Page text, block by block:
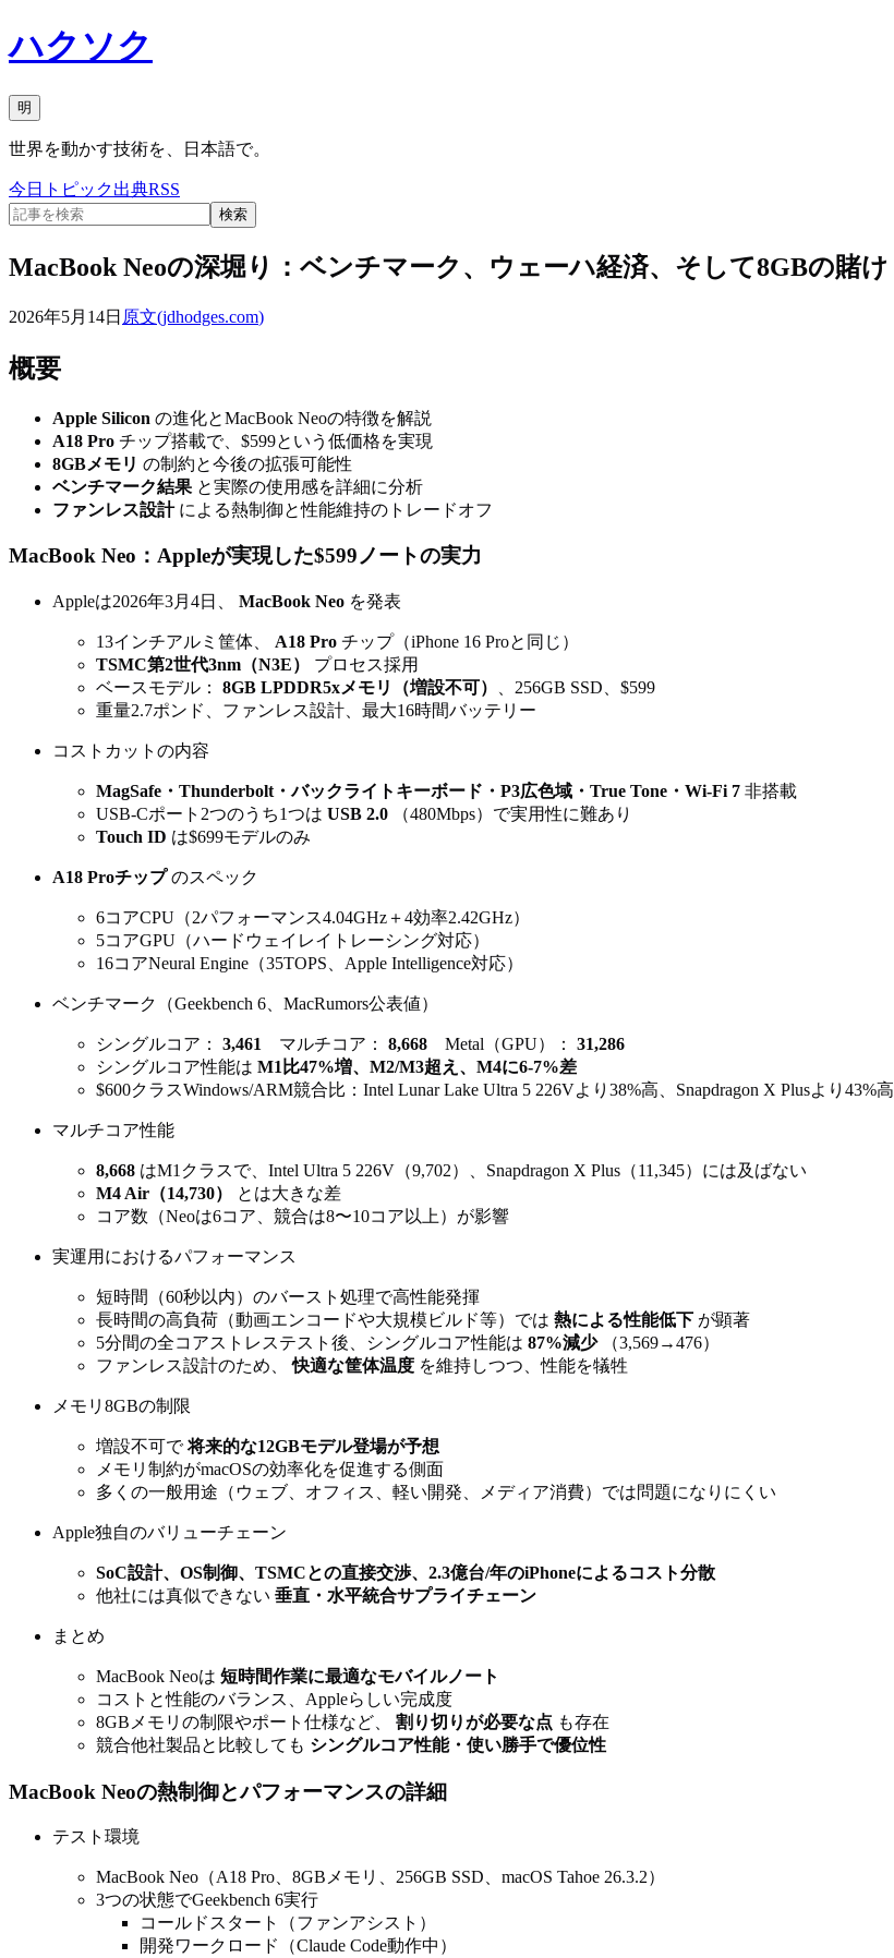
ハクソク
明
世界を動かす技術を、日本語で。
今日 トピック出典RSS
検索
MacBook Neoの深堀り：ベンチマーク、ウェーハ経済、そして8GBの賭け
2026年5月14日 原文(jdhodges.com)
概要
Apple Silicon の進化とMacBook Neoの特徴を解説
A18 Pro チップ搭載で、$599という低価格を実現
8GBメモリ の制約と今後の拡張可能性
ベンチマーク結果 と実際の使用感を詳細に分析
ファンレス設計による熱制御と性能維持のトレードオフ
MacBook Neo：Appleが実現した$599ノートの実力
Appleは2026年3月4日、 MacBook Neo を発表
13インチアルミ筐体、 A18 Pro チップ（iPhone 16 Proと同じ）
TSMC第2世代3nm（N3E）
プロセス採用
ベースモデル： 8GB LPDDR5xメモリ（増設不可）
、256GB SSD、$599
重量2.7ポンド、ファンレス設計、最大16時間バッテリー
コストカットの内容
MagSafe・Thunderbolt・バックライトキーボード・P3広色域・True Tone・Wi-Fi 7 非搭載
USB-Cポート2つのうち1つは USB 2.0 （480Mbps）で実用性に難あり
Touch ID は$699モデルのみ
A18 Proチップのスペック
6コアCPU（2パフォーマンス4.04GHz＋4効率2.42GHz）
5コアGPU（ハードウェイレイトレーシング対応）
16コアNeural Engine（35TOPS、Apple Intelligence対応）
ベンチマーク（Geekbench 6、MacRumors公表値）
シングルコア： 3,461 マルチコア： 8,668 Metal（GPU）： 31,286
シングルコア性能は M1比47%増、M2/M3超え、M4に6-7%差
$600クラスWindows/ARM競合比：Intel Lunar Lake Ultra 5 226Vより38%高、Snapdragon X Plusより43%高
マルチコア性能
8,668 はM1クラスで、Intel Ultra 5 226V（9,702）、Snapdragon X Plus（11,345）には及ばない
M4 Air（14,730）
とは大きな差
コア数（Neoは6コア、競合は8〜10コア以上）が影響
実運用におけるパフォーマンス
短時間（60秒以内）のバースト処理で高性能発揮
長時間の高負荷（動画エンコードや大規模ビルド等）では 熱による性能低下 が顕著
5分間の全コアストレステスト後、シングルコア性能は 87%減少（3,569→476）
ファンレス設計のため、快適な筐体温度 を維持しつつ、性能を犠牲
メモリ8GBの制限
増設不可で将来的な12GBモデル登場が予想
メモリ制約がmacOSの効率化を促進する側面
多くの一般用途（ウェブ、オフィス、軽い開発、メディア消費）では問題になりにくい
Apple独自のバリューチェーン
SoC設計、OS制御、TSMCとの直接交渉、2.3億台/年のiPhoneによるコスト分散
他社には真似できない 垂直・水平統合サプライチェーン
まとめ
MacBook Neoは 短時間作業に最適なモバイルノート
コストと性能のバランス、Appleらしい完成度
8GBメモリの制限やポート仕様など、 割り切りが必要な点 も存在
競合他社製品と比較しても シングルコア性能・使い勝手で優位性
MacBook Neoの熱制御とパフォーマンスの詳細
テスト環境
MacBook Neo（A18 Pro、8GBメモリ、256GB SSD、macOS Tahoe 26.3.2）
3つの状態でGeekbench 6実行
コールドスタート（ファンアシスト）
開発ワークロード（Claude Code動作中）